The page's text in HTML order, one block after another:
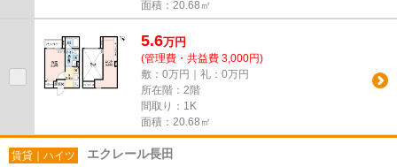
面積：20.68㎡
5.6万円
(管理費・共益費 3,000円)
敷：0万円｜礼：0万円
所在階：2階
間取り：1K
面積：20.68㎡
賃貸｜ハイツ エクレール長田